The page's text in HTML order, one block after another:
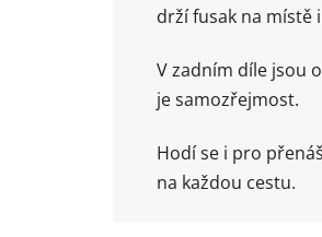
drží fusak na místě
V zadním díle jsou
je samozřejmost.
Hodí se i pro
na každou cestu.